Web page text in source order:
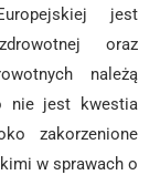
jest
oraz
należą
nie jest kwestia
zakorzenione
w sprawach o